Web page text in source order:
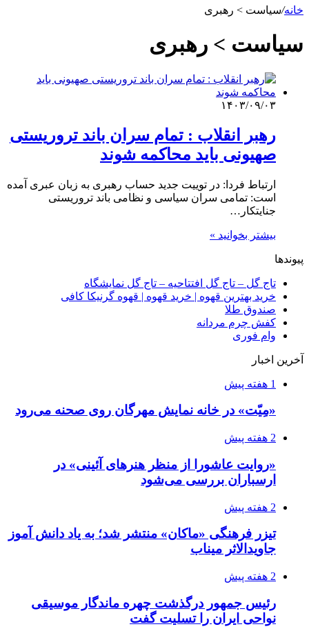
خانه/سیاست > رهبری
سیاست > رهبری
۱۴۰۳/۰۹/۰۳
رهبر انقلاب : تمام سران باند تروریستی
صهیونی باید محاکمه شوند
ارتباط فردا: در توییت جدید حساب رهبری به زبان عبری آمده
است: تمامی سران سیاسی و نظامی باند تروریستی
جنایتکار…
بیشتر بخوانید »
پیوندها
تاج گل – تاج گل افتتاحیه – تاج گل نمایشگاه
خرید بهترین قهوه | خرید قهوه | قهوه گرنیکا کافی
صندوق طلا
کفش چرم مردانه
وام فوری
آخرین اخبار
1 هفته پیش
«مِیّت» در خانه نمایش مهرگان روی صحنه می‌رود
2 هفته پیش
«روایت عاشورا از منظر هنرهای آئینی» در
ارسباران بررسی می‌شود
2 هفته پیش
تیزر فرهنگی «ماکان» منتشر شد؛ به یاد دانش آموز
جاویدالاثر میناب
2 هفته پیش
رئیس جمهور درگذشت چهره ماندگار موسیقی
نواحی ایران را تسلیت گفت